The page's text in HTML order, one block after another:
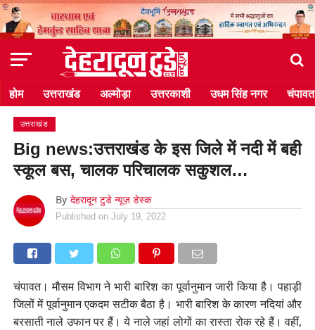
होम उत्तराखंड अल्मोड़ा उत्तरकाशी उधम सिंह नगर चंपावत
उत्तराखंड
Big news:उत्तराखंड के इस जिले में नदी में बही
स्कूल बस, चालक परिचालक सकुशल…
By देहरादून टुडे न्यूज़ डेस्क
Published on July 19, 2022
चंपावत। मौसम विभाग ने भारी बारिश का पूर्वानुमान जारी किया है। पहाड़ी
जिलों में पूर्वानुमान एकदम सटीक बैठा है। भारी बारिश के कारण नदियां और
बरसाती नाले उफान पर हैं। ये नाले जहां लोगों का रास्ता रोक रहे हैं। वहीं,